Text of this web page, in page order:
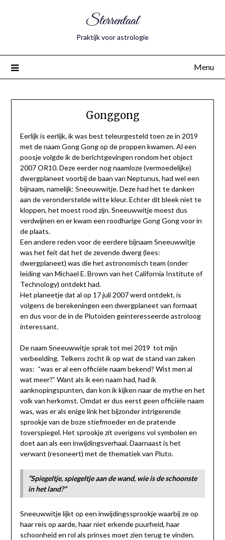
Sterrentaal
Praktijk voor astrologie
Menu
Gonggong
Eerlijk is eerlijk, ik was best teleurgesteld toen ze in 2019
met de naam Gong Gong op de proppen kwamen. Al een
poosje volgde ik de berichtgevingen rondom het object
2007 OR10. Deze eerder nog naamloze (vermoedelijke)
dwergplaneet voorbij de baan van Neptunus, had wel een
bijnaam, namelijk: Sneeuwwitje. Deze had het te danken
aan de veronderstelde witte kleur. Echter dit bleek niet te
kloppen, het moest rood zijn. Sneeuwwitje moest dus
verdwijnen en er kwam een roodharige Gong Gong voor in
de plaats.
Een andere reden voor de eerdere bijnaam Sneeuwwitje
was het feit dat het de zevende dwerg (lees:
dwergplaneet) was die het astronomisch team (onder
leiding van Michael E. Brown van het California Institute of
Technology) ontdekt had.
Het planeetje dat al op 17 juli 2007 werd ontdekt, is
volgens de berekeningen een dwergplaneet van formaat
en dus voor de in de Plutoïden geïnteresseerde astroloog
interessant.
De naam Sneeuwwitje sprak tot mei 2019 tot mijn
verbeelding. Telkens zocht ik op wat de stand van zaken
was: “was er al een officiële naam bekend? Wist men al
wat meer?” Want als ik een naam had, had ik
aanknopingspunten, dan kon ik kijken naar de mythe en het
volk van herkomst. Omdat er dus eerst geen officiële naam
was, was er als enige link het bijzonder intrigerende
sprookje van de boze stiefmoeder en de pratende
toverspiegel. Het sprookje zit overigens vol symbolen en
doet aan als een inwijdingsverhaal. Daarnaast is het
verwant (resoneert) met de thematiek van Pluto.
“Spiegeltje, spiegeltje aan de wand, wie is de schoonste
in het land?”
Sneeuwwitje lijkt op een inwijdingssprookje waarbij ze op
haar reis op aarde, haar niet erkende puurheid, haar
schoonheid en rol als prinses moet zien terug te vinden.